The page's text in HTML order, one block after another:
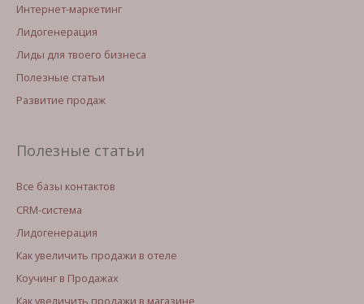
Интернет-маркетинг
Лидогенерация
Лиды для твоего бизнеса
Полезные статьи
Развитие продаж
Полезные статьи
Все базы контактов
CRM-система
Лидогенерация
Как увеличить продажи в отеле
Коучинг в Продажах
Как увеличить продажи в магазине